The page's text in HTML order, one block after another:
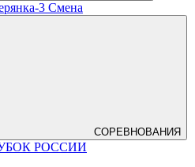
3 Смена
СОРЕВНОВАНИЯ
РОССИИ